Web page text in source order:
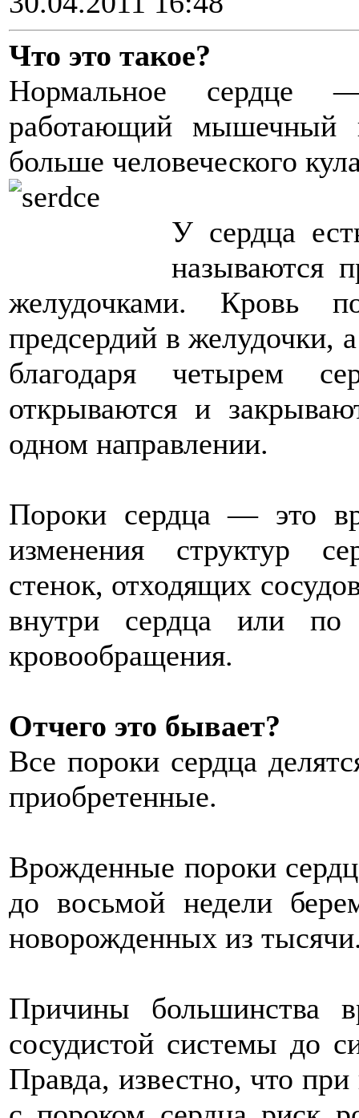
Что это такое?
Нормальное сердце
работающий мышечный
больше человеческого
У сердца
называются
желудочками. Кровь
предсердий в желудочки,
благодаря четырем
открываются и
одном направлении.
Пороки сердца — это
изменения структур
стенок, отходящих
внутри сердца или
кровообращения.
Отчего это бывает?
Все пороки сердца
приобретенные.
Врожденные пороки
до восьмой недели
новорожденных из
Причины большинства
сосудистой системы до
Правда, известно, что